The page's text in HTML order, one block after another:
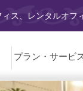
ス、レンタルオフ
プラン・ サービ